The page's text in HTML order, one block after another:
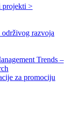
projekti >
razvoja
Trends –
za promociju